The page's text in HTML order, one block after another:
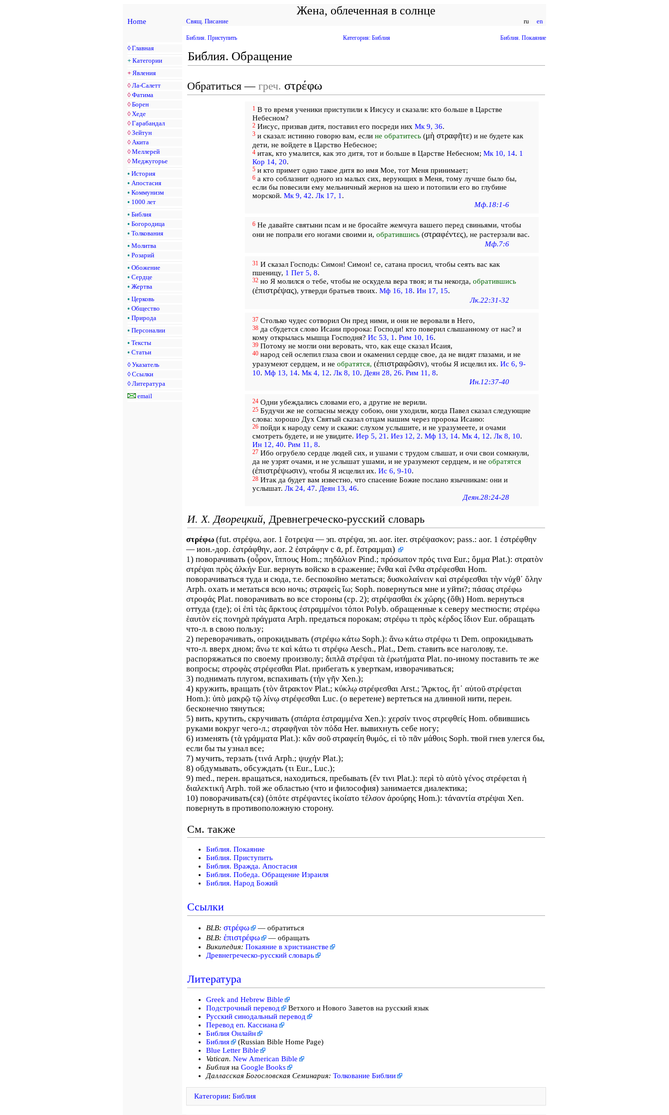
Жена, облеченная в солнце
Home Свящ. Писание ru en
◊ Главная
+ Категории
+ Явления
◊ Ла-Салетт
◊ Фатима
◊ Борен
◊ Хеде
◊ Гарабандал
◊ Зейтун
◊ Акита
◊ Меллерей
◊ Меджугорье
• История
• Апостасия
• Коммунизм
• 1000 лет
• Библия
• Богородица
• Толкования
• Молитва
• Розарий
• Обожение
• Сердце
• Жертва
• Церковь
• Общество
• Природа
• Персоналии
• Тексты
• Статьи
◊ Указатель
◊ Ссылки
◊ Литература
email
Библия. Приступить Категория: Библия Библия. Покаяние
Библия. Обращение
Обратиться —греч. στρέφω
1В то время ученики приступили к Иисусу и сказали: кто больше в Царстве
Небесном?
2Иисус, призвав дитя, поставил его посреди них Мк 9, 36.
3и сказал: истинно говорю вам, если не обратитесь (μὴ στραφῆτε) и не будете как
дети, не войдете в Царство Небесное;
4итак, кто умалится, как это дитя, тот и больше в Царстве Небесном; Мк 10, 14. 1
Кор 14, 20.
5и кто примет одно такое дитя во имя Мое, тот Меня принимает;
6а кто соблазнит одного из малых сих, верующих в Меня, тому лучше было бы,
если бы повесили ему мельничный жернов на шею и потопили его во глубине
морской. Мк 9, 42. Лк 17, 1 .
Мф.18:1-6
6Не давайте святыни псам и не бросайте жемчуга вашего перед свиньями, чтобы
они не попрали его ногами своими и, обратившись (στραφέντες), не растерзали вас.
Мф.7:6
31И сказал Господь: Симон! Симон! се, сатана просил, чтобы сеять вас как
пшеницу, 1 Пет 5, 8.
32но Я молился о тебе, чтобы не оскудела вера твоя; и ты некогда, обратившись
(ἐπιστρέψας), утверди братьев твоих. Мф 16, 18. Ин 17, 15.
Лк.22:31-32
37Столько чудес сотворил Он пред ними, и они не веровали в Него,
38да сбудется слово Исаии пророка: Господи! кто поверил слышанному от нас? и
кому открылась мышца Господня? Ис 53, 1 . Рим 10, 16.
39Потому не могли они веровать, что, как еще сказал Исаия,
40народ сей ослепил глаза свои и окаменил сердце свое, да не видят глазами, и не
уразумеют сердцем, и не обратятся, (ἐπιστραφῶσιν), чтобы Я исцелил их. Ис 6, 9-
10. Мф 13, 14. Мк 4, 12. Лк 8, 10. Деян 28, 26. Рим 11, 8.
Ин.12:37-40
24Одни убеждались словами его, а другие не верили.
25Будучи же не согласны между собою, они уходили, когда Павел сказал следующие
слова: хорошо Дух Святый сказал отцам нашим через пророка Исаию:
26пойди к народу сему и скажи: слухом услышите, и не уразумеете, и очами
смотреть будете, и не увидите. Иер 5, 21 . Иез 12, 2. Мф 13, 14. Мк 4, 12. Лк 8, 10.
Ин 12, 40. Рим 11, 8.
27Ибо огрубело сердце людей сих, и ушами с трудом слышат, и очи свои сомкнули,
да не узрят очами, и не услышат ушами, и не уразумеют сердцем, и не обратятся
(ἐπιστρέψωσιν), чтобы Я исцелил их. Ис 6, 9-10.
28Итак да будет вам известно, что спасение Божие послано язычникам: они и
услышат. Лк 24, 47. Деян 13, 46.
Деян.28:24-28
И. Х. Дворецкий, Древнегреческо-русский словарь
στρέφω (fut. στρέψω, aor. 1 ἔοτρεψα — эп. στρέψα, эп. aor. iter. στρέψασκον; pass.: aor. 1 ἐστρέφθην
— ион.-дор. ἐστράφθην, aor. 2 ἐστράφην с ᾱ, pf. ἔστραμμαι)
1) поворачивать (οὖρον, ἵππους Hom.; πηδάλιον Pind.; πρόσωπον πρός τινα Eur.; ὄμμα Plat.): στρατὸν
στρέψαι πρὸς ἀλκήν Eur. вернуть войско в сражение; ἔνθα καὶ ἔνθα στρέφεσθαι Hom.
поворачиваться туда и сюда, т.е. беспокойно метаться; δυσκολαίνειν καὶ στρέφεσθαι τὴν νύχθ᾽ ὅλην
Arph. охать и метаться всю ночь; στραφεὶς ἴω; Soph. повернуться мне и уйти?; πάσας στρέφω
στροφάς Plat. поворачивать во все стороны (ср. 2); στρέψασθαι ἐκ χώρης (ὅθι) Hom. вернуться
оттуда (где); οἱ ἐπὶ τὰς ἄρκτους ἐστραμμένοι τόποι Polyb. обращенные к северу местности; στρέφω
ἑαυτὸν εἰς πονηρὰ πράγματα Arph. предаться порокам; στρέφω τι πρὸς κέρδος ἴδιον Eur. обращать
что-л. в свою пользу;
2) переворачивать, опрокидывать (στρέφω κάτω Soph.): ἄνω κάτω στρέφω τι Dem. опрокидывать
что-л. вверх дном; ἄνω τε καὶ κάτω τι στρέφω Aesch., Plat., Dem. ставить все наголову, т.е.
распоряжаться по своему произволу; διπλᾶ στρέψαι τὰ ἐρωτήματα Plat. по-иному поставить те же
вопросы; στροφὰς στρέφεσθαι Plat. прибегать к уверткам, изворачиваться;
3) поднимать плугом, вспахивать (τὴν γῆν Xen.);
4) кружить, вращать (τὸν ἄτρακτον Plat.; κύκλῳ στρέφεσθαι Arst.; Ἄρκτος, ἥτ᾽ αὐτοῦ στρέφεται
Hom.): ὑπὸ μακρῷ τῷ λίνῳ στρέφεσθαι Luc. (о веретене) вертеться на длинной нити, перен.
бесконечно тянуться;
5) вить, крутить, скручивать (σπάρτα ἐστραμμένα Xen.): χερσίν τινος στρεφθείς Hom. обвившись
руками вокруг чего-л.; στραφῆναι τὸν πόδα Her. вывихнуть себе ногу;
6) изменять (τὰ γράμματα Plat.): κἂν σοῦ στραφείη θυμός, εἰ τὸ πᾶν μάθοις Soph. твой гнев улегся бы,
если бы ты узнал все;
7) мучить, терзать (τινά Arph.; ψυχήν Plat.);
8) обдумывать, обсуждать (τι Eur., Luc.);
9) med., перен. вращаться, находиться, пребывать (ἔν τινι Plat.): περὶ τὸ αὐτὸ γένος στρέφεται ἡ
διαλεκτική Arph. той же областью (что и философия) занимается диалектика;
10) поворачивать(ся) (ὁπότε στρέψαντες ἱκοίατο τέλσον ἀρούρης Hom.): τάναντία στρέψαι Xen.
повернуть в противоположную сторону.
См. также
Библия. Покаяние
Библия. Приступить
Библия. Вражда. Апостасия
Библия. Победа. Обращение Израиля
Библия. Народ Божий
Ссылки
BLB: στρέφω
— обратиться
BLB: ἐπιστρέφω
— обращать
Википедия: Покаяние в христианстве
Древнегреческо-русский словарь
Литература
Greek and Hebrew Bible
Подстрочный перевод
Ветхого и Нового Заветов на русский язык
Русский синодальный перевод
Перевод еп. Кассиана
Библия Онлайн
Библия
(Russian Bible Home Page)
Blue Letter Bible
Vatican. New American Bible
Библия на Google Books
Далласская Богословская Семинария: Толкование Библии
Категории: Библия